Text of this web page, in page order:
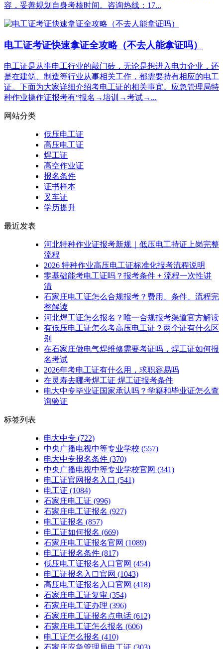
容，妥善规划自身考核时间。咨询热线：17...
电工证考证快速拿证全攻略（不去人能拿证吗）
电工证是从事电工行业的敲门砖，无论是想进入电力企业，还
是在建筑、制造等行业从事相关工作，都需要持有相应的电工
证。下面为大家详细介绍考电工证的相关事宜。应急管理局特
种作业操作证报考有“报名→培训→考试→...
网站分类
低压电工证
高压电工证
焊工证
高空作业证
报名条件
证书样本
叉车证
学历提升
最近发表
河北特种作业证报考新规｜低压电工持证上岗完整
流程
2026 特种作业高压电工证标准化报考流程说明
零基础能考电工证吗？报考条件 + 流程一次性讲
清
石家庄电工证怎么合规报考？费用、条件、流程完
整解读
河北焊工证怎么报名？唯一合规报考渠道官方解读
有低压电工证怎么考高压电工证？两个证有什么区
别
在石家庄做电气焊维修需要考证吗，焊工证如何报
名考试
2026年考电工证有什么用，求职容易吗
在灵寿去哪考焊工证 焊工证报考条件
电大中专毕业证国家承认吗？学籍和毕业证怎么查
询验证
标签列表
电大中专 (722)
中央广播电视中等专业学校 (557)
电大中专报名条件 (370)
中央广播电视中等专业学校官网 (341)
电工证官网报名入口 (541)
电工证 (1084)
石家庄电工证 (996)
石家庄电工证报名 (927)
电工证报名 (857)
电工证如何报名 (669)
石家庄电工证报名官网 (1089)
电工证报名条件 (817)
低压电工证报名入口官网 (454)
电工证报名入口官网 (1043)
高压电工证报名入口官网 (418)
石家庄电工证复审 (354)
石家庄电工证办理 (396)
石家庄电工证报名点电话 (612)
石家庄电工证怎么报名 (606)
电工证怎么报名 (410)
石家庄应急管理局电工证 (303)